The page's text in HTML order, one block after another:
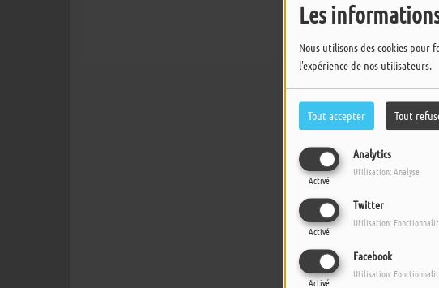
Les
Nous utilisons des cookies
l'expérience de nos utilisateurs.
Tout accepter Tout
Analytics
Activé
Utilisation: Analyse
Twitter
Activé
Utilisation:
Facebook
Activé
Utilisation:
SE CONNECTER